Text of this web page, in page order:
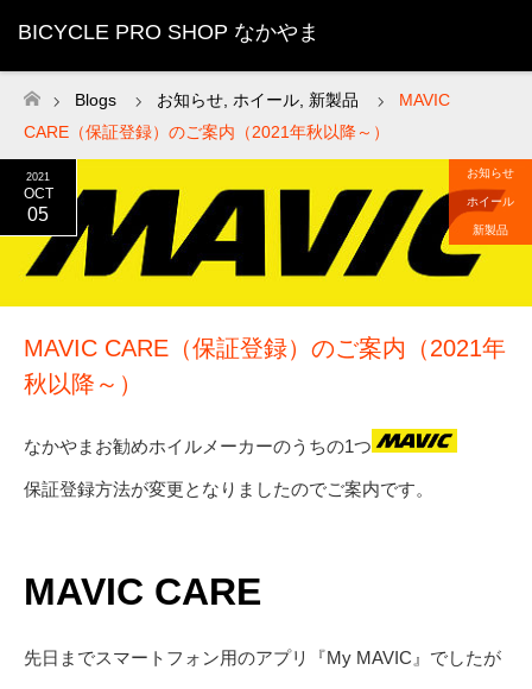
BICYCLE PRO SHOP なかやま
ホーム
Blogs お知らせ ホイール 新製品
MAVIC
CARE（保証登録）のご案内（2021年秋以降～）
2021
OCT
05
お知らせ
ホイール
新製品
MAVIC CARE（保証登録）のご案内（2021年
秋以降～）
なかやまお勧めホイルメーカーのうちの1つ
保証登録方法が変更となりましたのでご案内です。
MAVIC CARE
先日までスマートフォン用のアプリ『My MAVIC』でしたが